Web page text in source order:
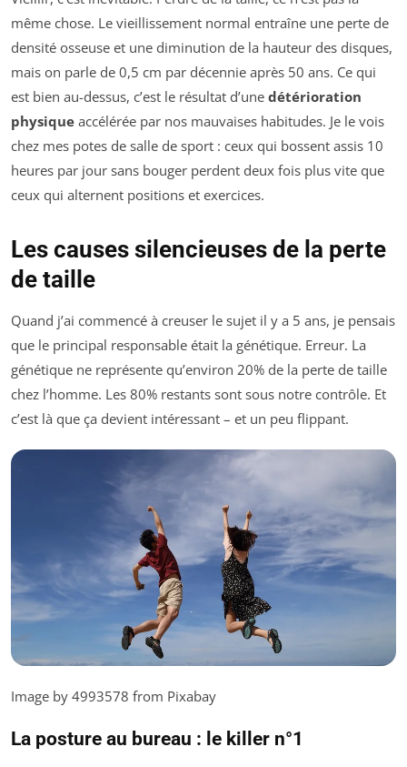
même chose. Le vieillissement normal entraîne une perte de
densité osseuse et une diminution de la hauteur des disques,
mais on parle de 0,5 cm par décennie après 50 ans. Ce qui
est bien au-dessus, c’est le résultat d’une détérioration
physique accélérée par nos mauvaises habitudes. Je le vois
chez mes potes de salle de sport : ceux qui bossent assis 10
heures par jour sans bouger perdent deux fois plus vite que
ceux qui alternent positions et exercices.
Les causes silencieuses de la perte
de taille
Quand j’ai commencé à creuser le sujet il y a 5 ans, je pensais
que le principal responsable était la génétique. Erreur. La
génétique ne représente qu’environ 20% de la perte de taille
chez l’homme. Les 80% restants sont sous notre contrôle. Et
c’est là que ça devient intéressant – et un peu flippant.
Image by 4993578 from Pixabay
La posture au bureau : le killer n°1